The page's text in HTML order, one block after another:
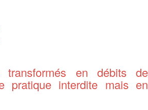
transformés en débits de
pratique interdite mais en